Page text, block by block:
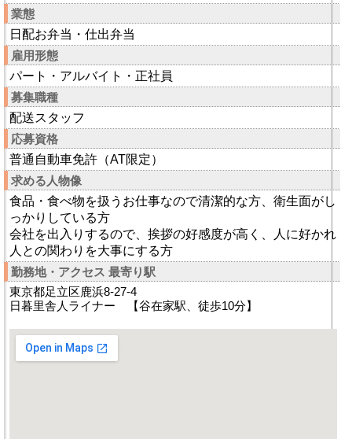
業態
日配お弁当・仕出弁当
雇用形態
パート・アルバイト・正社員
募集職種
配送スタッフ
応募資格
普通自動車免許（AT限定）
求める人物像
食品・食べ物を扱うお仕事なので清潔的な方、衛生面がし
っかりしている方
会社を出入りするので、挨拶の好感度が高く、人に好かれ
人との関わりを大事にする方
勤務地・アクセス 最寄り駅
東京都足立区鹿浜8-27-4
日暮里舎人ライナー 【谷在家駅、徒歩10分】